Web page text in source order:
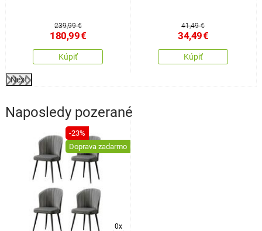
239,99 €
180,99€
Kúpiť
41,49 €
34,49€
Kúpiť
Next
Naposledy pozerané
-23%
Doprava zadarmo
0x